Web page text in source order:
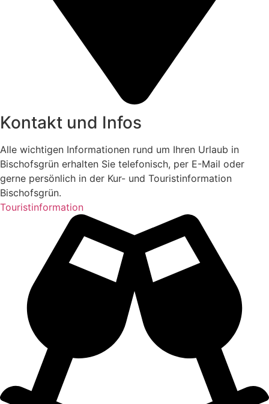
Kontakt und Infos
Alle wichtigen Informationen rund um Ihren Urlaub in
Bischofsgrün erhalten Sie telefonisch, per E-Mail oder
gerne persönlich in der Kur- und Touristinformation
Bischofsgrün.
Touristinformation